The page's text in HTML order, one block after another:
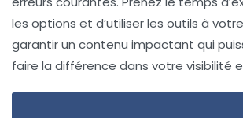
les options et d’utiliser les outils à
garantir un contenu impactant qui
faire la différence dans votre visibilité